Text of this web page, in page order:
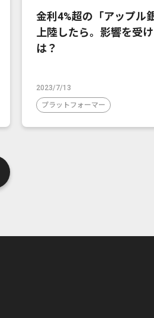
金利4%超の「アップル
上陸したら。影響を受
は？
2023/7/13
プラットフォーマー